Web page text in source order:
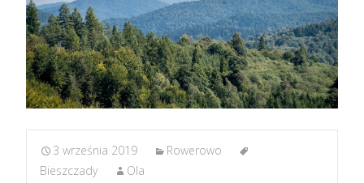
3 września 2019
Rowerowo
Bieszczady
Ola